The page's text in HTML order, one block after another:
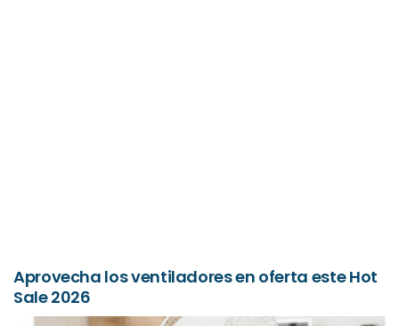
Aprovecha los ventiladores en oferta este Hot
Sale 2026